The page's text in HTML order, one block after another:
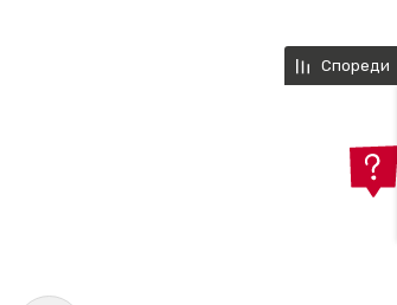
Спореди